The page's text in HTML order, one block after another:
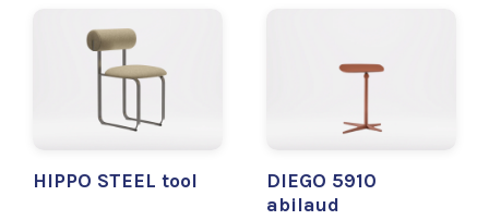
HIPPO STEEL tool
DIEGO 5910
abilaud